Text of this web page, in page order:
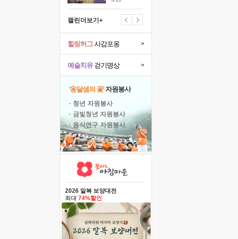
캘린더보기+
예술치유걷기명상 >
힐링허그사감포옹 >
'옹달샘의 꽃'자원봉사
· 청년 자원봉사
· 금빛청년 자원봉사
· 음식연구 자원봉사
2026 말복 보양대전
최대 74%할인